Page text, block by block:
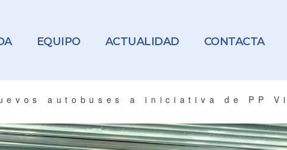
EQUIPO ACTUALIDAD CONTACTA
autobuses a iniciativa de PP